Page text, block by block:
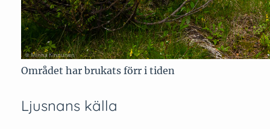
Området har brukats förr i tiden
Ljusnans källa